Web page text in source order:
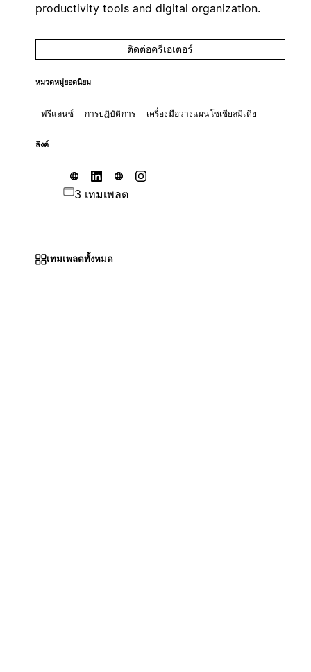
productivity tools and digital organization.
ติดต่อครีเอเตอร์
หมวดหมู่ยอดนิยม
ฟรีแลนซ์ การปฏิบัติการ เครื่องมือวางแผนโซเชียลมีเดีย
ลิงค์
3 เทมเพลต
เทมเพลตทั้งหมด